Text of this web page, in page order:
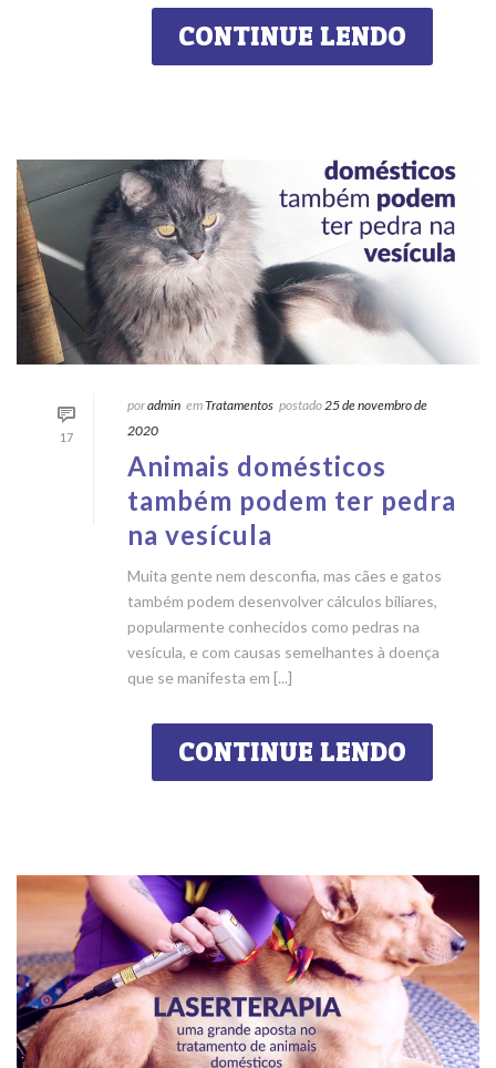
CONTINUE LENDO
17
poradmin emTratamentos postado25 de novembro de
2020
Animais domésticos
também podem ter pedra
na vesícula
Muita gente nem desconfia, mas cães e gatos
também podem desenvolver cálculos biliares,
popularmente conhecidos como pedras na
vesícula, e com causas semelhantes à doença
que se manifesta em [...]
CONTINUE LENDO